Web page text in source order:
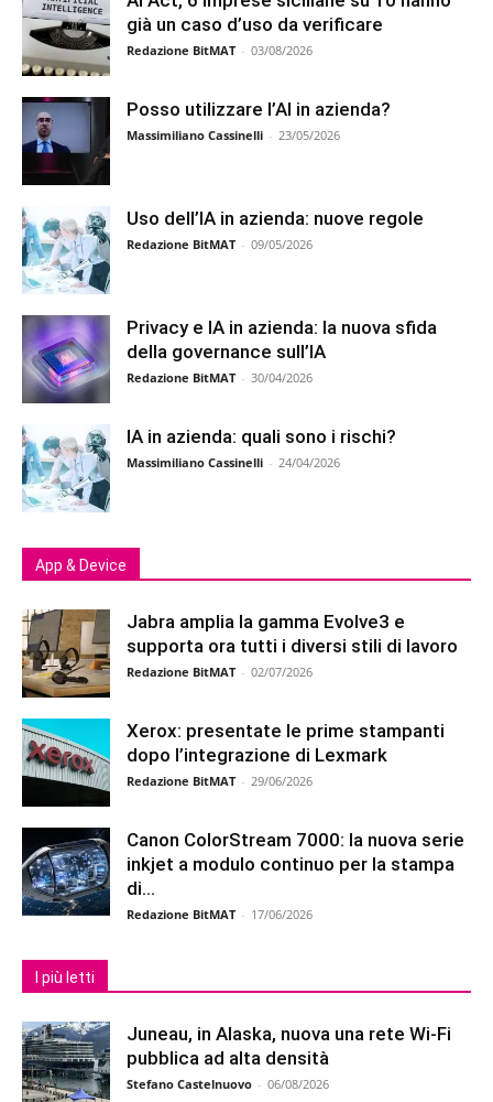
già un caso d’uso da verificare
Redazione BitMAT - 03/08/2026
Posso utilizzare l’AI in azienda?
Massimiliano Cassinelli - 23/05/2026
Uso dell’IA in azienda: nuove regole
Redazione BitMAT - 09/05/2026
Privacy e IA in azienda: la nuova sfida
della governance sull’IA
Redazione BitMAT - 30/04/2026
IA in azienda: quali sono i rischi?
Massimiliano Cassinelli - 24/04/2026
App & Device
Jabra amplia la gamma Evolve3 e
supporta ora tutti i diversi stili di lavoro
Redazione BitMAT - 02/07/2026
Xerox: presentate le prime stampanti
dopo l’integrazione di Lexmark
Redazione BitMAT - 29/06/2026
Canon ColorStream 7000: la nuova serie
inkjet a modulo continuo per la stampa
di...
Redazione BitMAT - 17/06/2026
I più letti
Juneau, in Alaska, nuova una rete Wi-Fi
pubblica ad alta densità
Stefano Castelnuovo - 06/08/2026